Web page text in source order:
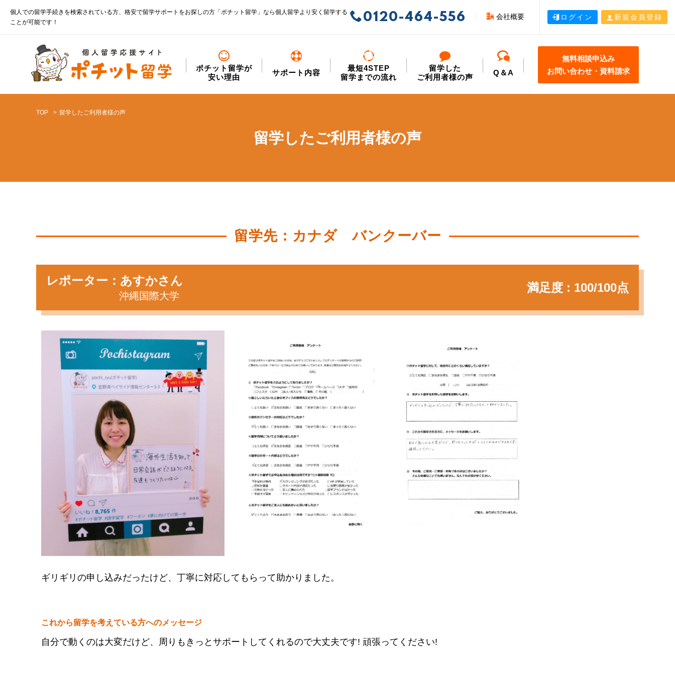
個人での留学手続きを検索されている方、格安で留学サポートをお探しの方「ポチット留学」なら個人留学より安く留学する
ことが可能です！
0120-464-556 会社概要 ログイン 新規会員登録
ポチット留学が
安い理由
サポート内容
最短4STEP
留学までの流れ
留学した
ご利用者様の声
Q＆A
無料相談申込み
お問い合わせ・資料請求
TOP 留学したご利用者様の声
留学したご利用者様の声
留学先：カナダ バンクーバー
レポーター：あすかさん
沖縄国際大学
満足度 : 100/100点
ギリギリの申し込みだったけど、丁寧に対応してもらって助かりました。
これから留学を考えている方へのメッセージ
自分で動くのは大変だけど、周りもきっとサポートしてくれるので大丈夫です! 頑張ってください!